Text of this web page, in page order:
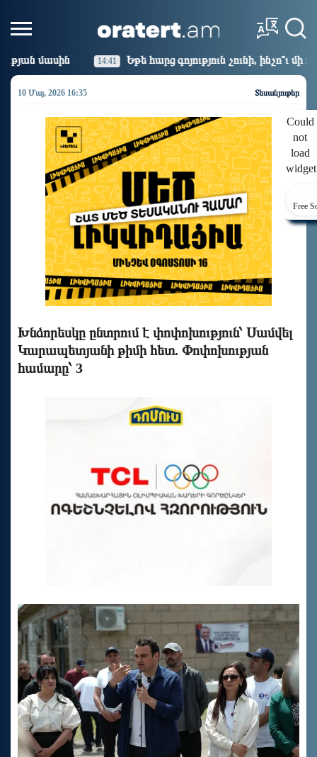
Եթե հարց գոյություն չունի, ինչո՞ւ մի դեպքում մերժում են,
10 Մայ, 2026 16:35 Տեսանյութեր
Could
not
load
Free
Խնձորեսկը ընտրում է փոփոխություն՝ Սամվել
Կարապետյանի թիմի հետ. Փոփոխության
համարը՝ 3